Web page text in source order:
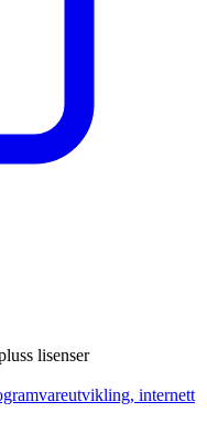
lisenser
internett